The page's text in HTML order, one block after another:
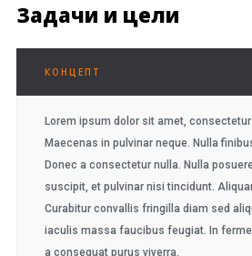
Задачи и цели
КОНЦЕПТ
Lorem ipsum dolor sit amet,
Maecenas in pulvinar neque. Nulla
Donec a consectetur nulla. Nulla
suscipit, et pulvinar nisi tincidunt.
Curabitur convallis fringilla diam sed
iaculis massa faucibus feugiat. In
a consequat purus viverra.